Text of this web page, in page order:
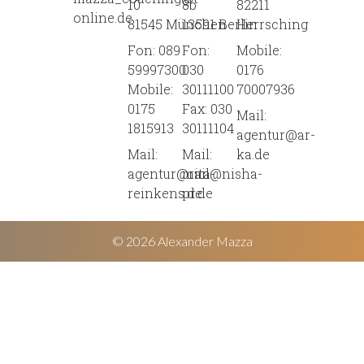
online.de
10
81545 München
Fon: 089
59997300
Mobile:
0175
1815913
Mail:
agentur@rita-
reinkens.de
8b
13591 Berlin
Fon:
030
30111100
Fax: 030
30111104
Mail:
mail@nisha-
pr.de
82211
Herrsching
Mobile:
0176
70007936
Mail:
agentur@ar-
ka.de
© 2026 Alexander Mazza